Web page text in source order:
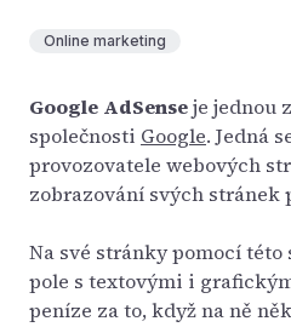
Online marketing
Google AdSenseje jednou
společnosti Google. Jedná
provozovatele webových
zobrazování svých stránek
Na své stránky pomocí
pole s textovými i
peníze za to, když na ně